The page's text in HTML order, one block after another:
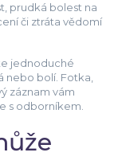
prudká bolest na
či ztráta vědomí
jednoduché
nebo bolí. Fotka,
záznam vám
s odborníkem.